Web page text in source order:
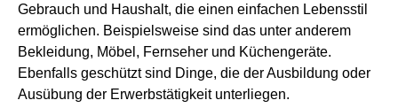
Gebrauch und Haushalt, die einen einfachen Lebensstil
ermöglichen. Beispielsweise sind das unter anderem
Bekleidung, Möbel, Fernseher und Küchengeräte.
Ebenfalls geschützt sind Dinge, die der Ausbildung oder
Ausübung der Erwerbstätigkeit unterliegen.